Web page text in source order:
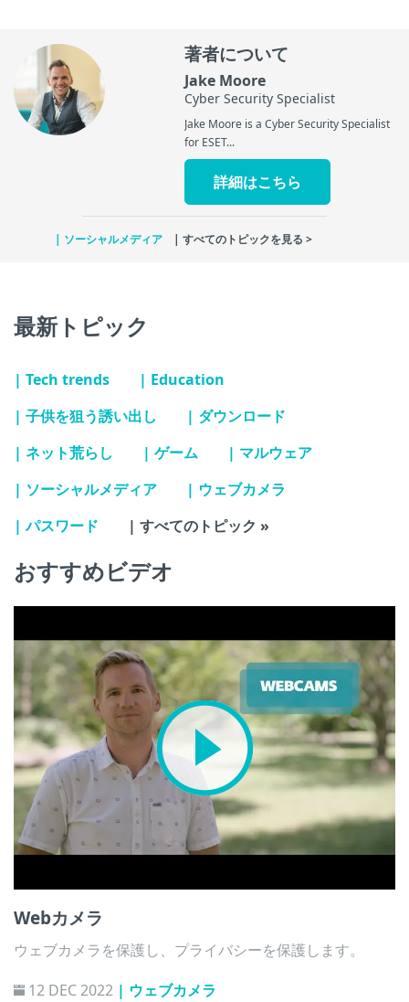
著者について
Jake Moore
Cyber Security Specialist
Jake Moore is a Cyber Security Specialist
for ESET...
詳細はこちら
| ソーシャルメディア | すべてのトピックを見る >
最新トピック
| Tech trends
| Education
| 子供を狙う誘い出し
| ダウンロード
| ネット荒らし
| ゲーム
| マルウェア
| ソーシャルメディア
| ウェブカメラ
| パスワード
| すべてのトピック »
おすすめビデオ
Webカメラ
ウェブカメラを保護し、プライバシーを保護します。
12 DEC 2022 | ウェブカメラ